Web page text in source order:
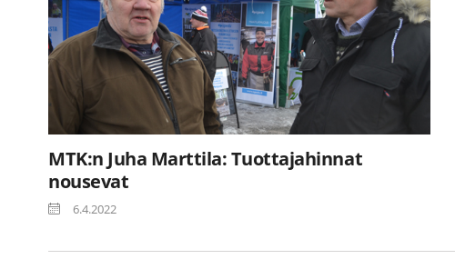
MTK:n Juha Marttila: Tuottajahinnat
nousevat
6.4.2022